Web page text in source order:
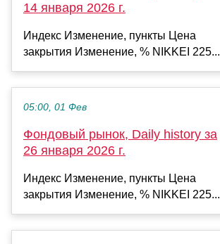
14 января 2026 г.
Индекс Изменение, пункты Цена
закрытия Изменение, % NIKKEI 225...
05:00, 01 Фев
Фондовый рынок, Daily history за
26 января 2026 г.
Индекс Изменение, пункты Цена
закрытия Изменение, % NIKKEI 225...